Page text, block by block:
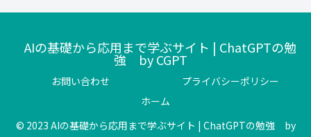
AIの基礎から応用まで学ぶサイト | ChatGPTの勉
強 by CGPT
お問い合わせ
プライバシーポリシー
ホーム
© 2023 AIの基礎から応用まで学ぶサイト | ChatGPTの勉強 by